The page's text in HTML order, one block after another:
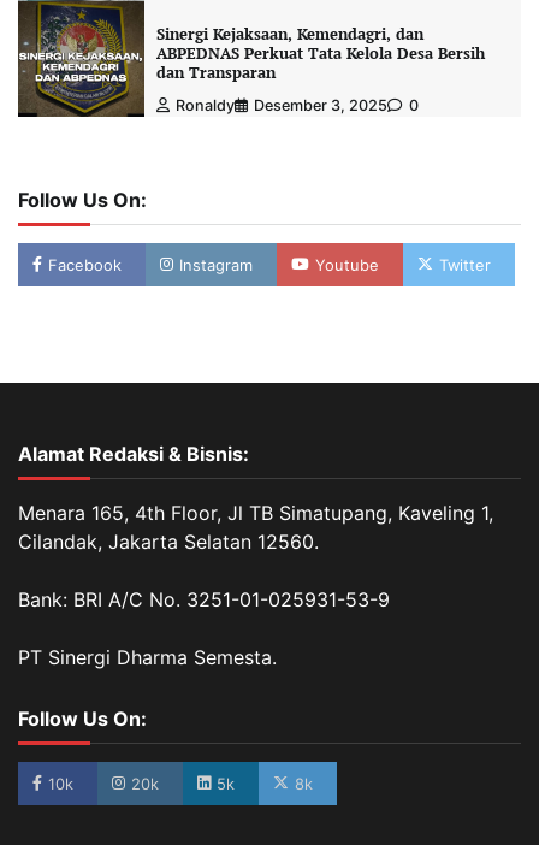
Sinergi Kejaksaan, Kemendagri, dan
ABPEDNAS Perkuat Tata Kelola Desa Bersih
dan Transparan
Ronaldy Desember 3, 2025 0
Follow Us On:
Facebook Instagram Youtube Twitter
Alamat Redaksi & Bisnis:
Menara 165, 4th Floor, Jl TB Simatupang, Kaveling 1,
Cilandak, Jakarta Selatan 12560.
Bank: BRI A/C No. 3251-01-025931-53-9
PT Sinergi Dharma Semesta.
Follow Us On:
10k 20k 5k 8k